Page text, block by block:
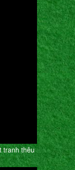
tranh thêu